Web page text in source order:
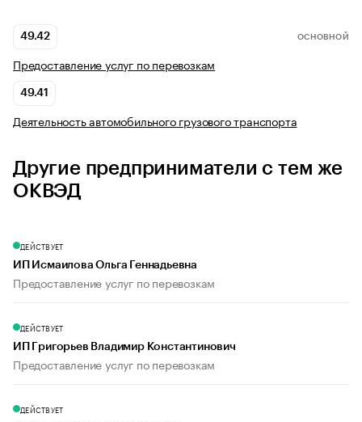
49.42 ОСНОВНОЙ
Предоставление услуг по перевозкам
49.41
Деятельность автомобильного грузового транспорта
Другие предприниматели с тем же
ОКВЭД
ДЕЙСТВУЕТ
ИП Исмаилова Ольга Геннадьевна
Предоставление услуг по перевозкам
ДЕЙСТВУЕТ
ИП Григорьев Владимир Константинович
Предоставление услуг по перевозкам
ДЕЙСТВУЕТ